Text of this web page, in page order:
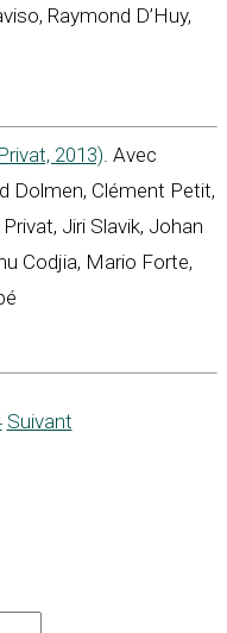
Raymond D’Huy,
2013). Avec
Dolmen, Clément Petit,
Jiri Slavik, Johan
Codjia, Mario Forte,
Suivant